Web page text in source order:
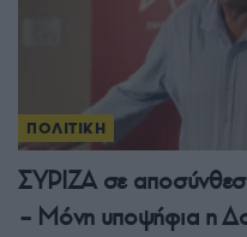
ΠΟΛΙΤΙΚΗ
ΣΥΡΙΖΑ σε
– Μόνη υποψήφια η